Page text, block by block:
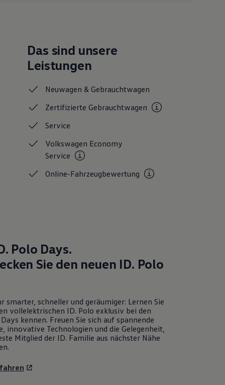
Das sind unsere
Leistungen
Neuwagen &Gebrauchtwagen
ZertifizierteGebrauchtwagen
Service
Volkswagen Economy
Service
Online-Fahrzeugbewertung
Polo Days.
Sie den neuen ID. Polo
smarter, schneller und geräumiger: Lernen Sie
vollelektrischen ID. Polo exklusiv bei den
kennen. Freuen Sie sich auf spannende
innovative Technologien und die Gelegenheit,
Mitglied der ID. Familie aus nächster Nähe